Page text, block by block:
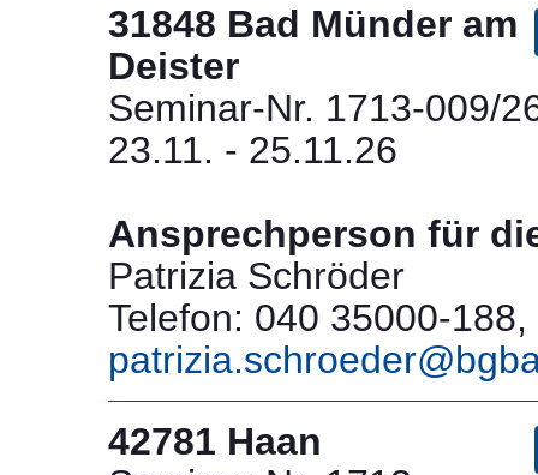
31848 Bad Münder am
Deister
Seminar-Nr. 1713-009/
23.11. - 25.11.26
Ansprechperson für
Patrizia Schröder
Telefon: 040 35000-188,
42781 Haan